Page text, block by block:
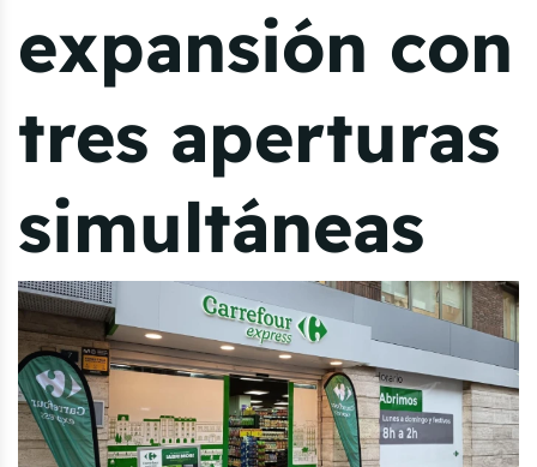
expansión con
tres aperturas
simultáneas